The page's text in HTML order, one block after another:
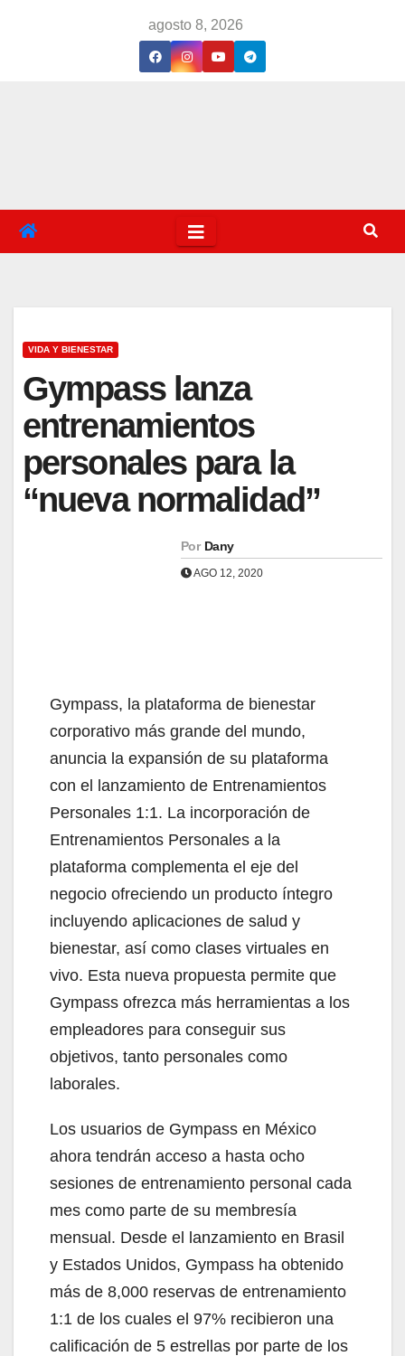
agosto 8, 2026
VIDA Y BIENESTAR
Gympass lanza
entrenamientos
personales para la
“nueva normalidad”
Por Dany
AGO 12, 2020
Gympass, la plataforma de bienestar
corporativo más grande del mundo,
anuncia la expansión de su plataforma
con el lanzamiento de Entrenamientos
Personales 1:1. La incorporación de
Entrenamientos Personales a la
plataforma complementa el eje del
negocio ofreciendo un producto íntegro
incluyendo aplicaciones de salud y
bienestar, así como clases virtuales en
vivo. Esta nueva propuesta permite que
Gympass ofrezca más herramientas a los
empleadores para conseguir sus
objetivos, tanto personales como
laborales.
Los usuarios de Gympass en México
ahora tendrán acceso a hasta ocho
sesiones de entrenamiento personal cada
mes como parte de su membresía
mensual. Desde el lanzamiento en Brasil
y Estados Unidos, Gympass ha obtenido
más de 8,000 reservas de entrenamiento
1:1 de los cuales el 97% recibieron una
calificación de 5 estrellas por parte de los